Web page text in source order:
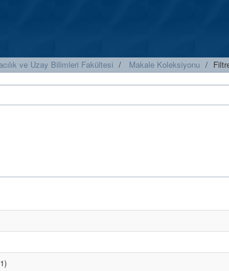
ve Uzay Bilimleri Fakültesi Makale Koleksiyonu